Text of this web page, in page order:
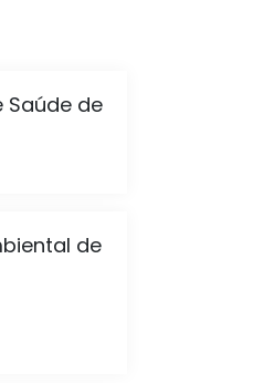
Saúde de
de